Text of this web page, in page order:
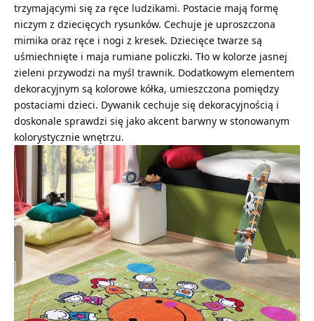
trzymającymi się za ręce ludzikami. Postacie mają formę
niczym z dziecięcych rysunków. Cechuje je uproszczona
mimika oraz ręce i nogi z kresek. Dziecięce twarze są
uśmiechnięte i maja rumiane policzki. Tło w kolorze jasnej
zieleni przywodzi na myśl trawnik. Dodatkowym elementem
dekoracyjnym są kolorowe kółka, umieszczona pomiędzy
postaciami dzieci. Dywanik cechuje się dekoracyjnością i
doskonale sprawdzi się jako akcent barwny w stonowanym
kolorystycznie wnętrzu.